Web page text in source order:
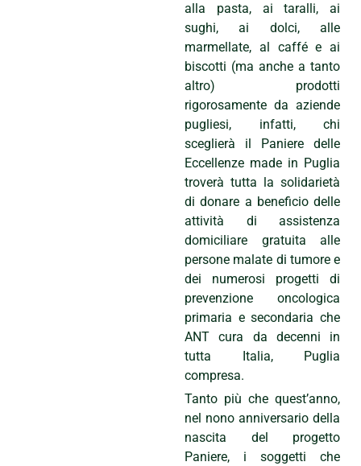
alla pasta, ai taralli, ai
sughi, ai dolci, alle
marmellate, al caffé e ai
biscotti (ma anche a tanto
altro) prodotti
rigorosamente da aziende
pugliesi, infatti, chi
sceglierà il Paniere delle
Eccellenze made in Puglia
troverà tutta la solidarietà
di donare a beneficio delle
attività di assistenza
domiciliare gratuita alle
persone malate di tumore e
dei numerosi progetti di
prevenzione oncologica
primaria e secondaria che
ANT cura da decenni in
tutta Italia, Puglia
compresa.
Tanto più che quest’anno,
nel nono anniversario della
nascita del progetto
Paniere, i soggetti che